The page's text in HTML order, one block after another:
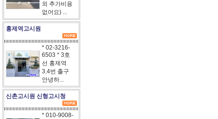
외 추가비용
없어요) ...
홍제역고시원
* 02-3216-
6503 * 3호
선 홍제역
3.4번 출구
안녕하...
신촌고시원 신형고시청
* 010-9008-